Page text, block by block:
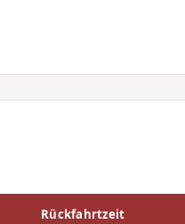
in Giethoorn
gestellt.
hat leider kein Recht
Rückfahrtzeit